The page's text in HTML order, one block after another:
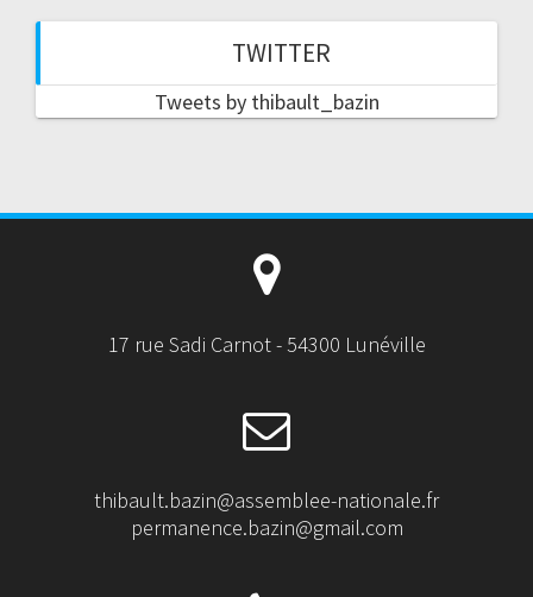
TWITTER
Tweets by thibault_bazin
17 rue Sadi Carnot - 54300 Lunéville
thibault.bazin@assemblee-nationale.fr
permanence.bazin@gmail.com